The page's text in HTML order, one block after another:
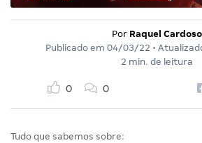
Por Raquel Cardoso
Publicado em 04/03/22 •
2 min. de leitura
0 0
Tudo que sabemos sobre: